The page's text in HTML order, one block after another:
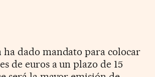
dado mandato para colocar
de euros a un plazo de 15